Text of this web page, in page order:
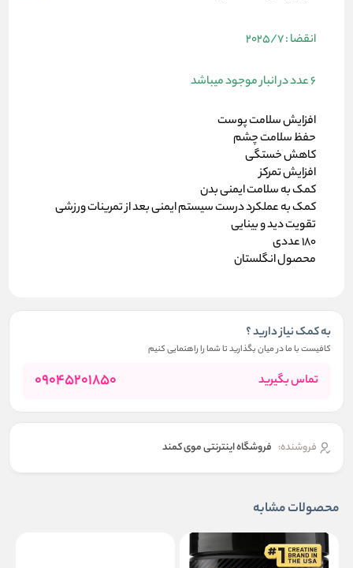
انقضا : 2025/7
6 عدد در انبار موجود میباشد
افزایش سلامت پوست
حفظ سلامت چشم
کاهش خستگی
افزایش تمرکز
کمک به سلامت ایمنی بدن
کمک به عملکرد درست سیستم ایمنی بعد از تمرینات ورزشی
تقویت دید و بینایی
180 عددی
محصول انگلستان
به کمک نیاز دارید ؟
کافیست با ما در میان بگذارید تا شما را راهنمایی کنیم
تماس بگیرید 09045201850
فروشنده: فروشگاه اینترنتی موی کمند
محصولات مشابه